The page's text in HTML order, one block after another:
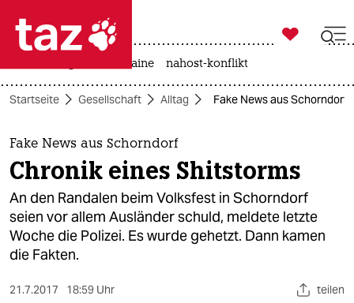
 taz zahl ich
taz zahl ich
themen
politik
öko
gesellschaft
kultur

taz zahl ich
krieg in der ukraine nahost-konflikt
Startseite Gesellschaft Alltag Fake News aus
Fake News aus Schorndorf
Chronik eines Shitstorms
An den Randalen beim Volksfest in Schorndorf
seien vor allem Ausländer schuld, meldete letzte
Woche die Polizei. Es wurde gehetzt. Dann kamen
die Fakten.
21.7.2017 18:59 Uhr teilen